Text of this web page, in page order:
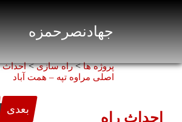
جهادنصرحمزه
پروژه ها> راه سازی > احداث
اصلی مراوه تپه – همت آباد
احداث راه